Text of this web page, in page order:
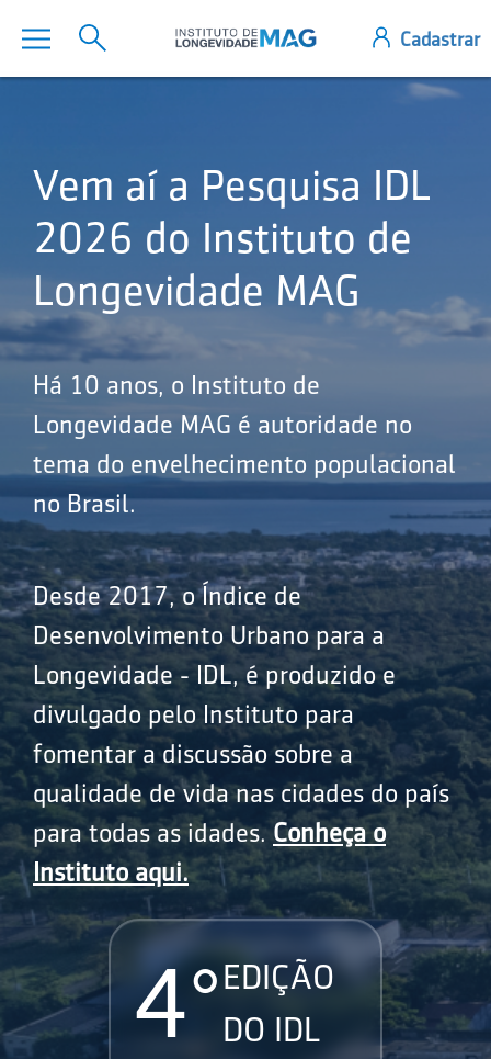
Vem aí a Pesquisa IDL
2026 do Instituto de
Longevidade MAG
Há 10 anos, o Instituto de
Longevidade MAG é autoridade no
tema do envelhecimento populacional
no Brasil.
Desde 2017, o Índice de
Desenvolvimento Urbano para a
Longevidade - IDL, é produzido e
divulgado pelo Instituto para
fomentar a discussão sobre a
qualidade de vida nas cidades do país
para todas as idades.Conheça o
Instituto aqui.
4° EDIÇÃO
DO IDL